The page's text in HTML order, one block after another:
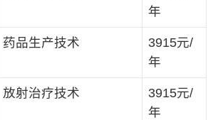
年
药品生产技术
3915元/
年
放射治疗技术
3915元/
年